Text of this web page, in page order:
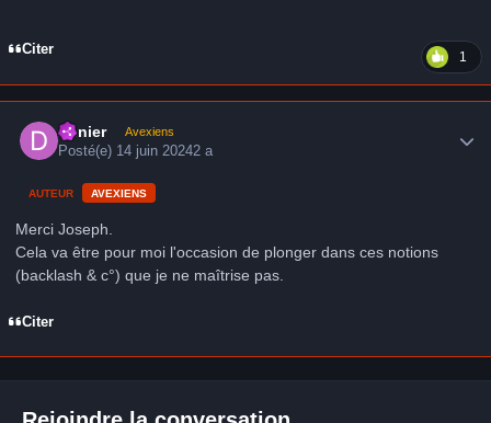
Citer 1
Denier Avexiens
Posté(e) 14 juin 20242 a
AUTEUR AVEXIENS
Merci Joseph.
Cela va être pour moi l'occasion de plonger dans ces notions
(backlash & c°) que je ne maîtrise pas.
Citer